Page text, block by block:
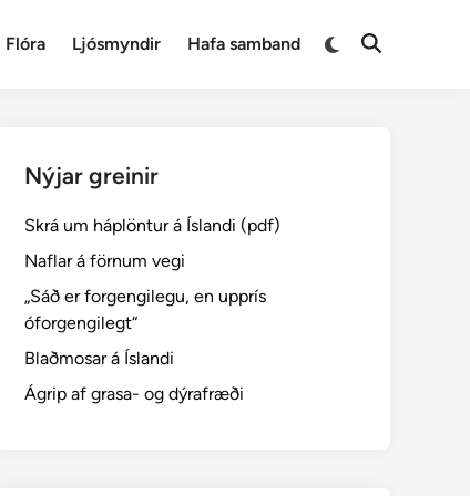
Flóra Ljósmyndir Hafa samband
Switch
Open
Nýjar greinir
Skrá um háplöntur á Íslandi (pdf)
Naflar á förnum vegi
„Sáð er forgengilegu, en upprís
óforgengilegt“
Blaðmosar á Íslandi
Ágrip af grasa- og dýrafræði